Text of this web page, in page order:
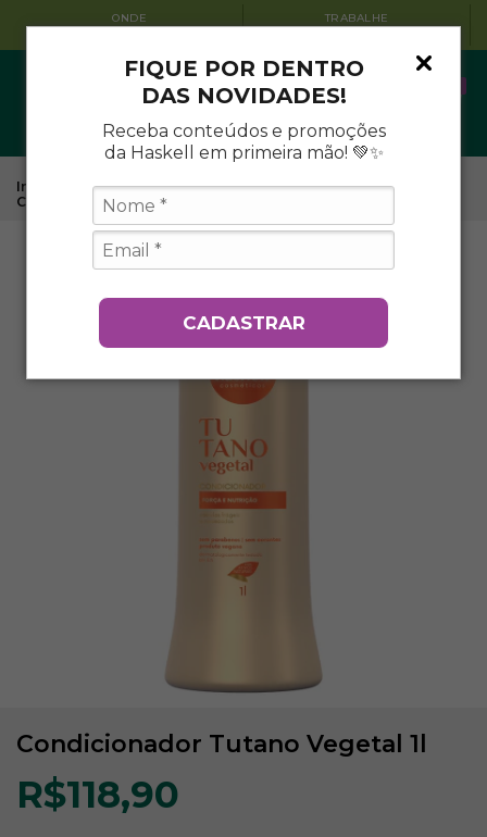
FIQUE POR DENTRO
DAS NOVIDADES!
Receba conteúdos e promoções
da Haskell em primeira mão! 💚✨
CADASTRAR
ONDE
ENCONTRAR
TRABALHE
CONOSCO
Início Tratamentos Capilares Haskell . Tutano Vegetal
Condicionador Tutano Vegetal 1l
Condicionador Tutano Vegetal 1l
R$118,90